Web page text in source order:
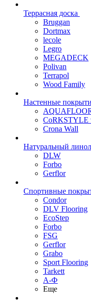
Террасная доска
Bruggan
Dortmax
lecole
Legro
MEGADECK
Polivan
Terrapol
Wood Family
Настенные
CoRKSTYLE
Crona Wall
Натуральный
DLW
Forbo
Gerflor
Спортивные
Condor
DLV Flooring
EcoStep
Forbo
FSG
Gerflor
Grabo
Sport Flooring
Tarkett
А-Ф
Еще